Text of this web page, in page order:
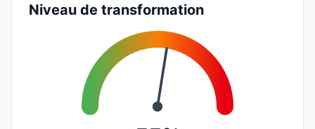
Niveau de transformation